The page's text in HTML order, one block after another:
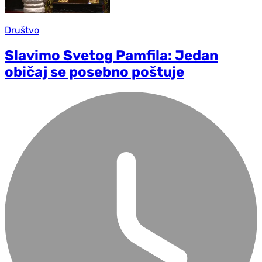
Društvo
Slavimo Svetog Pamfila: Jedan
običaj se posebno poštuje